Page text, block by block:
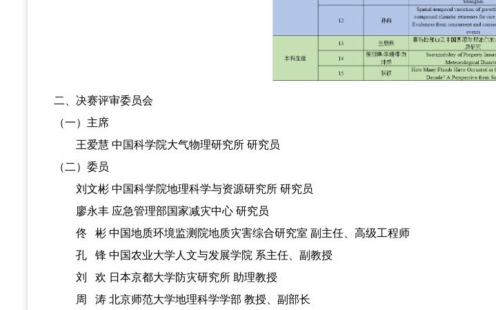
二、 决赛评审委员会
（一） 主席
王爱慧 中国科学院大气物理研究所 研究员
（ 二 ） 委员
刘文彬 中国科学院地理科学与资源研究所 研究员
廖永丰 应急管理部国家减灾中心 研究员
佟
彬 中国地质环境监测院地质灾害综合研究室 副主任、高级工程师
孔
锋 中国农业大学人文与发展学院 系主任、副教授
刘
欢 日本京都大学防灾研究所 助理教授
周
涛 北京师范大学地理科学学部 教授、副部长